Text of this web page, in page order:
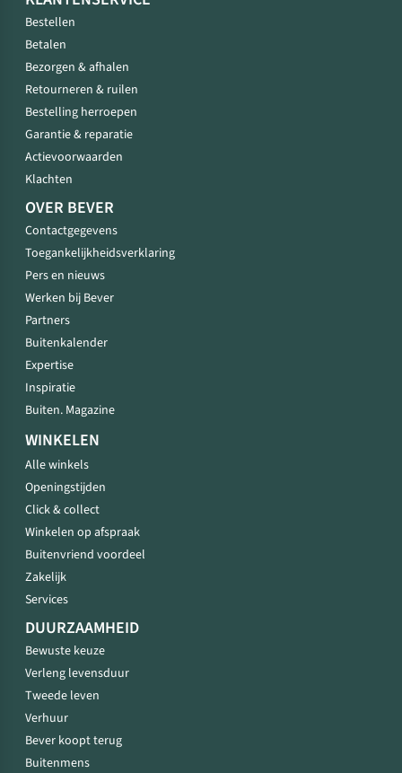
Bestellen
Betalen
Bezorgen & afhalen
Retourneren & ruilen
Bestelling herroepen
Garantie & reparatie
Actievoorwaarden
Klachten
OVER BEVER
Contactgegevens
Toegankelijkheidsverklaring
Pers en nieuws
Werken bij Bever
Partners
Buitenkalender
Expertise
Inspiratie
Buiten. Magazine
WINKELEN
Alle winkels
Openingstijden
Click & collect
Winkelen op afspraak
Buitenvriend voordeel
Zakelijk
Services
DUURZAAMHEID
Bewuste keuze
Verleng levensduur
Tweede leven
Verhuur
Bever koopt terug
Buitenmens